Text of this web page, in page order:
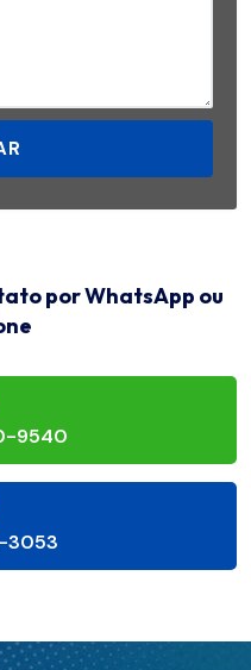
por WhatsApp ou
9540
3053